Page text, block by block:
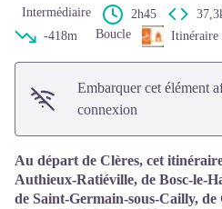
Intermédiaire 2h45
-418m
Boucle Itinéraire
Embarquer cet élément
connexion
Au départ de Clères, cet
Authieux-Ratiéville, de Bosc-le-
de Saint-Germain-sous-Cailly,